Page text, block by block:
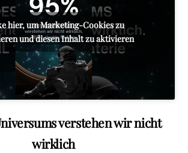
hier, um Marketing-Cookies zu
und diesen Inhalt zu aktivieren
verstehen wir nicht
wirklich